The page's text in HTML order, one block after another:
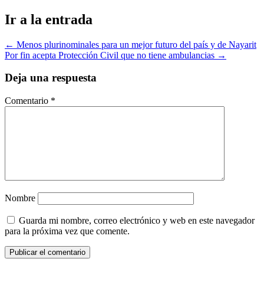
Ir a la entrada
← Menos plurinominales para un mejor futuro del país y de Nayarit
Por fin acepta Protección Civil que no tiene ambulancias →
Deja una respuesta
Comentario *
Nombre
Guarda mi nombre, correo electrónico y web en este navegador
para la próxima vez que comente.